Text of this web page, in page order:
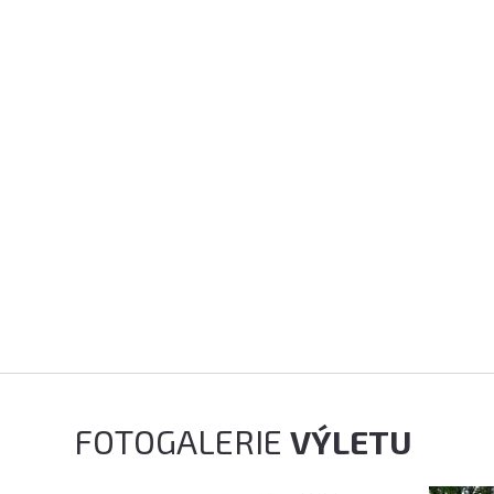
FOTOGALERIEVÝLETU